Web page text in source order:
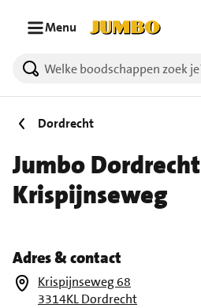
Menu
Dordrecht
Jumbo Dordrecht
Krispijnseweg
Adres & contact
Krispijnseweg 68
3314KL Dordrecht